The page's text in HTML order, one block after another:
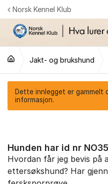
Gå til innhold
Norsk Kennel Klub
Jakt- og brukshund
Dette innlegget er gammelt
informasjon.
Hunden har id nr
Hvordan får jeg bevis på
ettersøkshund? Har